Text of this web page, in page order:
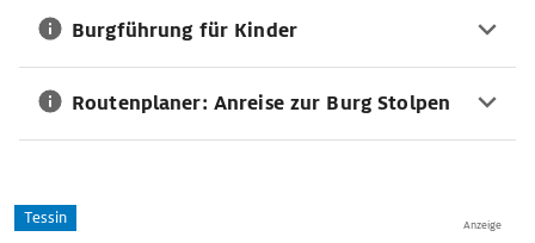
Burgführung für Kinder
Routenplaner: Anreise zur Burg Stolpen
Anzeige
Tessin